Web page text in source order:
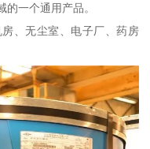
一个通用产品。
、无尘室、电子厂、药房